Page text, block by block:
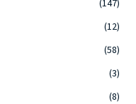
(147)
(12)
(58)
(3)
(8)